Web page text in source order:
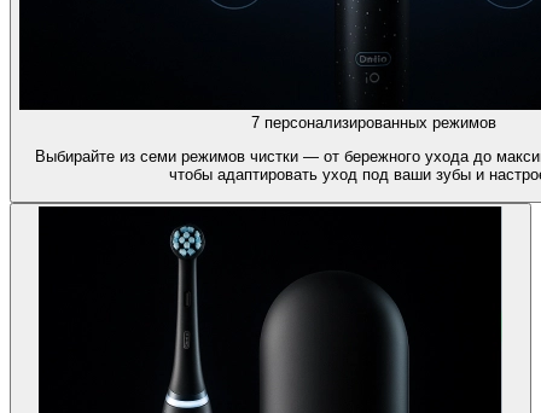
7 персонализированных режимов
Выбирайте из семи режимов чистки — от бережного ухода до
чтобы адаптировать уход под ваши зубы и